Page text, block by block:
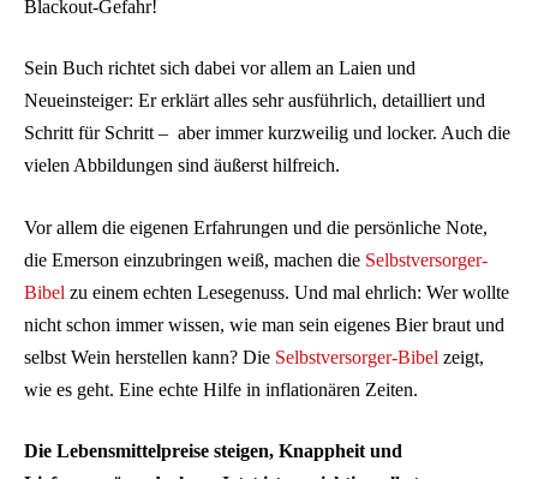
Blackout-Gefahr!
Sein Buch richtet sich dabei vor allem an Laien und
Neueinsteiger: Er erklärt alles sehr ausführlich, detailliert und
Schritt für Schritt – aber immer kurzweilig und locker. Auch die
vielen Abbildungen sind äußerst hilfreich.
Vor allem die eigenen Erfahrungen und die persönliche Note,
die Emerson einzubringen weiß, machen die Selbstversorger-
Bibel zu einem echten Lesegenuss. Und mal ehrlich: Wer wollte
nicht schon immer wissen, wie man sein eigenes Bier braut und
selbst Wein herstellen kann? Die Selbstversorger-Bibel zeigt,
wie es geht. Eine echte Hilfe in inflationären Zeiten.
Die Lebensmittelpreise steigen, Knappheit und